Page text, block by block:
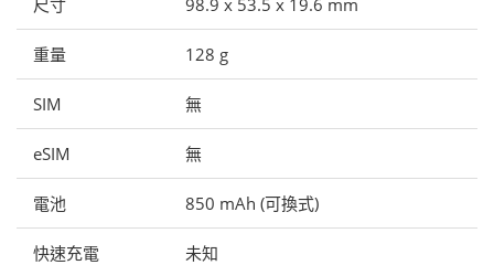
重量 128 g
SIM 無
eSIM 無
電池 850 mAh (可換式)
快速充電 未知